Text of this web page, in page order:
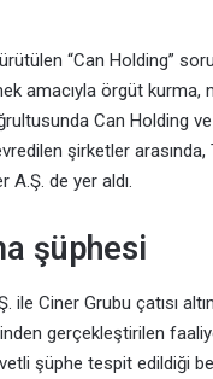
“Can Holding”
amacıyla örgüt kurma,
Can Holding
şirketler
de yer aldı.
şüphesi
ile Ciner Grubu çatısı
gerçekleştirilen
şüphe tespit edildiği